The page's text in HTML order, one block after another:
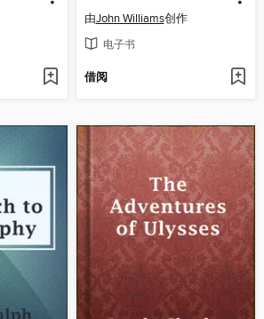
由John Williams创作
电子书
借阅